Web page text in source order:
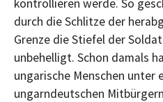
kontrollieren werde. So
durch die Schlitze der
Grenze die Stiefel der
unbehelligt. Schon damals
ungarische Menschen unter
ungarndeutschen